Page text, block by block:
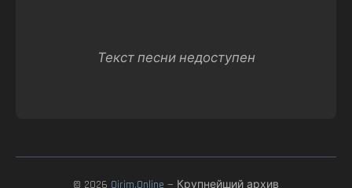
Текст песни недоступен
© 2026 Qirim.Online — Крупнейший архив